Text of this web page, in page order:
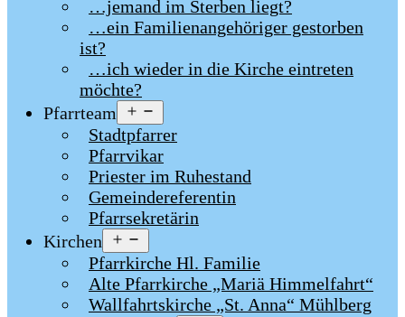
…jemand im Sterben liegt?
…ein Familienangehöriger gestorben
ist?
…ich wieder in die Kirche eintreten
möchte?
Pfarrteam
öffnen
Stadtpfarrer
Pfarrvikar
Priester im Ruhestand
Gemeindereferentin
Pfarrsekretärin
Kirchen
öffnen
Pfarrkirche Hl. Familie
Alte Pfarrkirche „Mariä Himmelfahrt“
Wallfahrtskirche „St. Anna“ Mühlberg